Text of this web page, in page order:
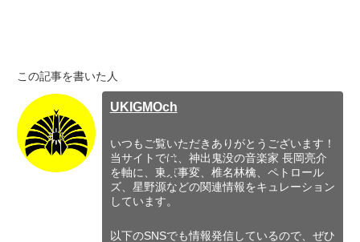
この記事を書いた人
UKIGMOch
いつもご覧いただきありがとうございます！
当サイトでは、神出鬼没の音楽家 長岡亮介
を軸に、東京事変、椎名林檎、ペトロール
ズ、星野源などの関連情報をキュレーション
しています。
以下のSNSでも情報発信しているので、ぜひ